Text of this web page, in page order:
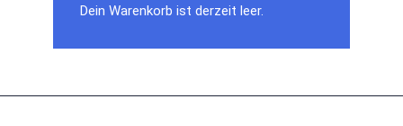
Dein Warenkorb ist derzeit leer.